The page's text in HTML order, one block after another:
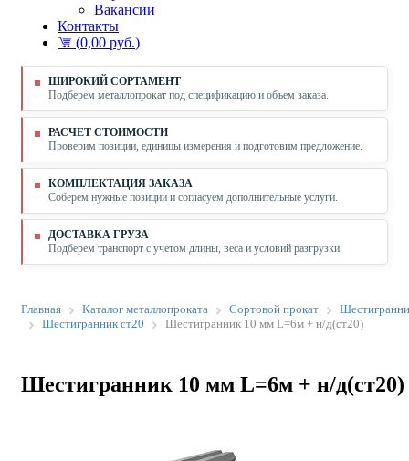
Вакансии
Контакты
(0,00 руб.)
ШИРОКИЙ СОРТАМЕНТ
Подберем металлопрокат под спецификацию и объем заказа.
РАСЧЕТ СТОИМОСТИ
Проверим позиции, единицы измерения и подготовим предложение.
КОМПЛЕКТАЦИЯ ЗАКАЗА
Соберем нужные позиции и согласуем дополнительные услуги.
ДОСТАВКА ГРУЗА
Подберем транспорт с учетом длины, веса и условий разгрузки.
Главная Каталог металлопроката Сортовой прокат
Шестигранник ст20
Шестигранник 10 мм L=6м + н/д(ст20)
Шестигранник 10 мм L=6м + н/д(ст20)